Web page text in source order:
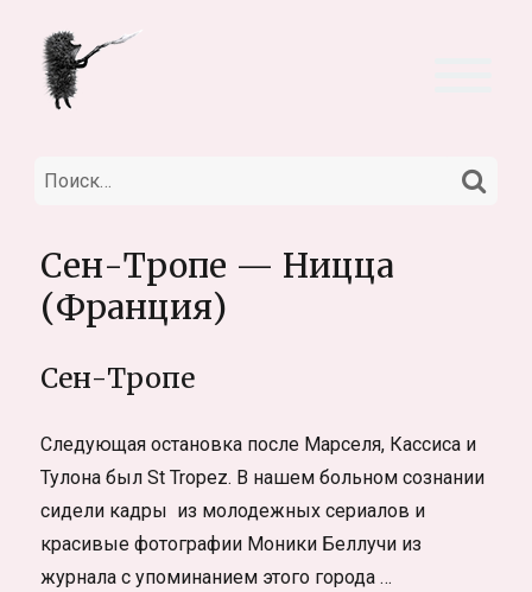
Искать:
Сен-Тропе — Ницца
(Франция)
Сен-Тропе
Следующая остановка после Марселя, Кассиса и
Тулона был St Tropez. В нашем больном сознании
сидели кадры из молодежных сериалов и
красивые фотографии Моники Беллучи из
журнала с упоминанием этого города …